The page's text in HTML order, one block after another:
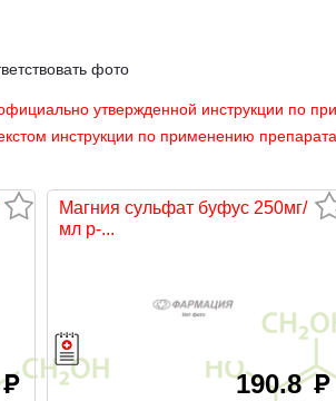
фото
утвержденной инструкции по
инструкции по применению
руб
Магния сульфат буфус 250мг/
мл р-...
190.8руб